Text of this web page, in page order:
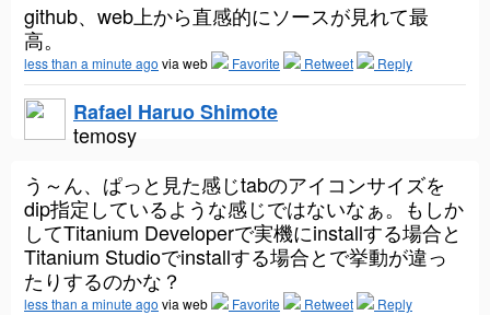
github、web上から直感的にソースが見れて最
高。
less than a minute ago via web Favorite Retweet Reply
Rafael Haruo Shimote
temosy
う～ん、ぱっと見た感じtabのアイコンサイズを
dip指定しているような感じではないなぁ。もしか
してTitanium Developerで実機にinstallする場合と
Titanium Studioでinstallする場合とで挙動が違っ
たりするのかな？
less than a minute ago via web Favorite Retweet Reply